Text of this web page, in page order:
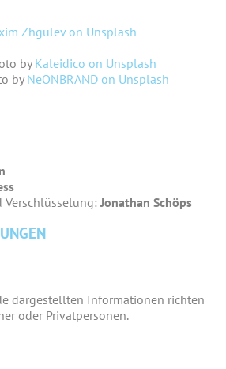
Zhgulev on Unsplash
by Kaleidico on Unsplash
by NeONBRAND on Unsplash
Verschlüsselung:Jonathan Schöps
dargestellten Informationen richten
oder Privatpersonen.